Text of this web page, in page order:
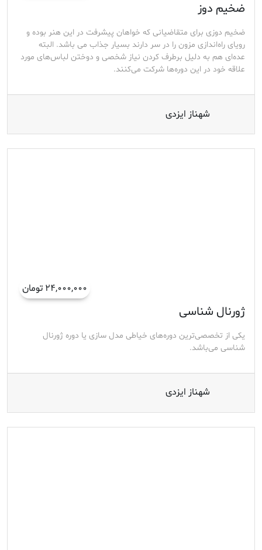
ضخیم دوز
ضخیم دوزی برای متقاضیانی که خواهان پیشرفت در این هنر بوده و
رویای راه‌اندازی مزون را در سر دارند بسیار جذاب می باشد. البته
عده‌ای هم به دلیل برطرف کردن نیاز شخصی و دوختن لباس‌های مورد
علاقه خود در این دوره‌ها شرکت می‌کنند.
شهناز ایزدی
۲۴,۰۰۰,۰۰۰ تومان
ژورنال شناسی
یکی از تخصصی‌ترین دوره‌های خیاطی مدل سازی یا دوره ژورنال‌
شناسی می‌باشد.
شهناز ایزدی